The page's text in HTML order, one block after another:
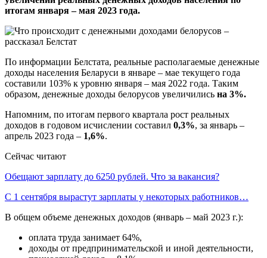
итогам января – мая 2023 года.
По информации Белстата, реальные располагаемые денежные
доходы населения Беларуси в январе – мае текущего года
составили 103% к уровню января – мая 2022 года. Таким
образом, денежные доходы белорусов увеличились на 3%.
Напомним, по итогам первого квартала рост реальных
доходов в годовом исчислении составил 0,3%, за январь –
апрель 2023 года – 1,6%.
Сейчас читают
Обещают зарплату до 6250 рублей. Что за вакансия?
С 1 сентября вырастут зарплаты у некоторых работников…
В общем объеме денежных доходов (январь – май 2023 г.):
оплата труда занимает 64%,
доходы от предпринимательской и иной деятельности,